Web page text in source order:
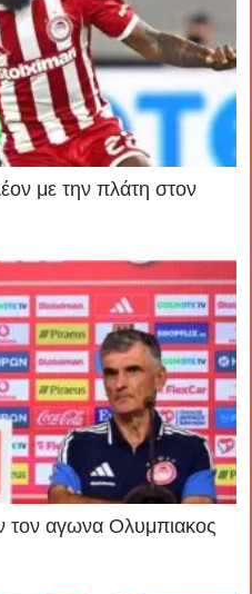
με την πλάτη στον
τον αγωνα Ολυμπιακος